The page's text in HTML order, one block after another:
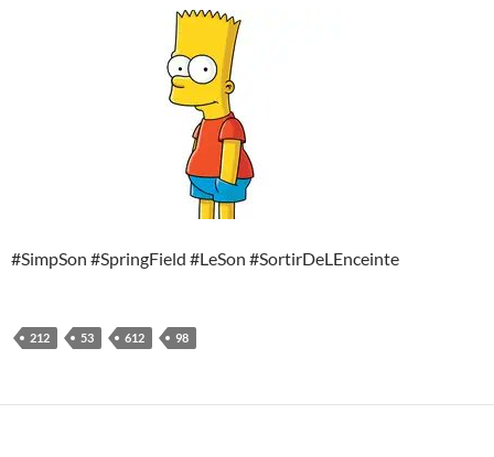
#SimpSon #SpringField #LeSon #SortirDeLEnceinte
212 53 612 98